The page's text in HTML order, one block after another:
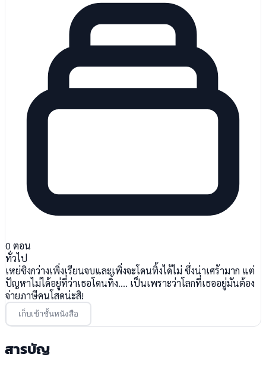
0 ตอน
ทั่วไป
เหย่ซิงกว่างเพิ่งเรียนจบและเพิ่งจะโดนทิ้งได้ไม่ ซึ่งน่าเศร้ามาก แต่
ปัญหาไม่ได้อยู่ที่ว่าเธอโดนทิ้ง.... เป็นเพราะว่าโลกที่เธออยู่มันต้อง
จ่ายภาษีคนโสดน่ะสิ!
เก็บเข้าชั้นหนังสือ
สารบัญ